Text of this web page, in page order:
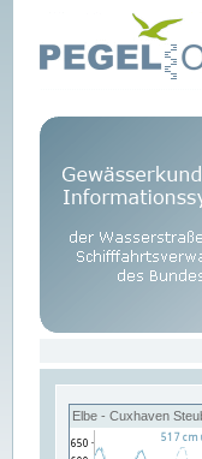
Elbe - Cuxhaven